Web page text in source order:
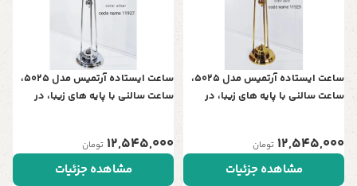
ساعت ایستاده آرتمیس مدل 5025،
ساعت سالنی با پایه های زیبا، در
12,545,000 تومان
مشاهده جزئیات
ساعت ایستاده آرتمیس مدل 5025،
ساعت سالنی با پایه های زیبا، در
12,545,000 تومان
مشاهده جزئیات